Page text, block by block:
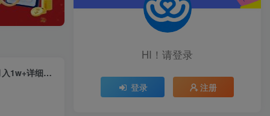
（6991期）外面收费998快手极速版拉新挂机包赔玩法 只要有执行力轻松月入1w+详细玩法
HI！请登录
登录 注册